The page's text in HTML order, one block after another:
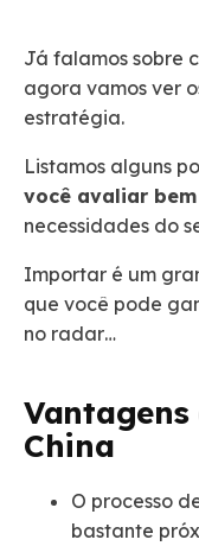
Já falamos sobre
agora vamos ver
estratégia.
Listamos alguns
você avaliar bem
necessidades do
Importar é um
que você pode
no radar…
China
O processo
bastante